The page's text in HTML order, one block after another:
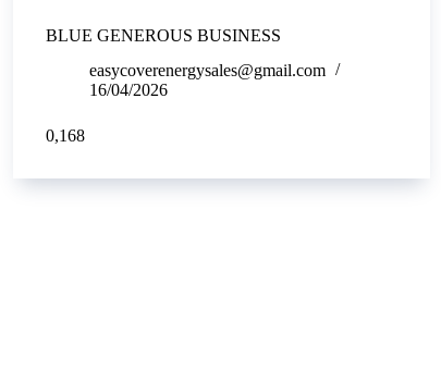
BLUE GENEROUS BUSINESS
easycoverenergysales@gmail.com
16/04/2026
0,168